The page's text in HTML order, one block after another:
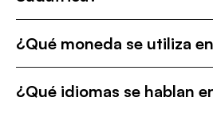
¿Qué moneda se utiliza
¿Qué idiomas se hablan